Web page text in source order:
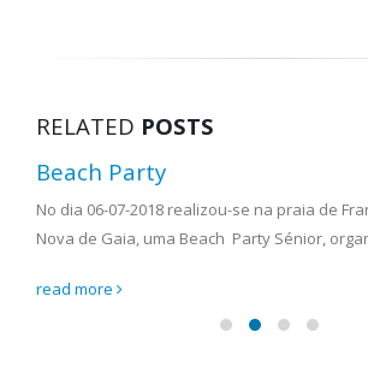
RELATED POSTS
Beach Party
No dia 06-07-2018 realizou-se na praia de
Nova de Gaia, uma Beach Party Sénior,
read more